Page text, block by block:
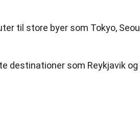
til store byer som Tokyo, Seoul
destinationer som Reykjavik og